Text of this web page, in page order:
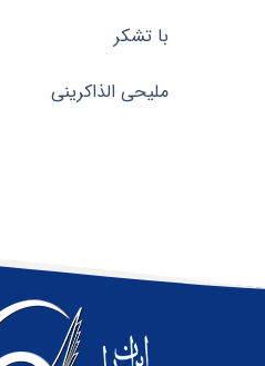
با تشکر
ملیحی الذاکرینی